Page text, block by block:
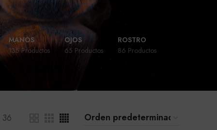
MANOS
135 Productos
OJOS
65 Productos
ROSTRO
86 Productos
36